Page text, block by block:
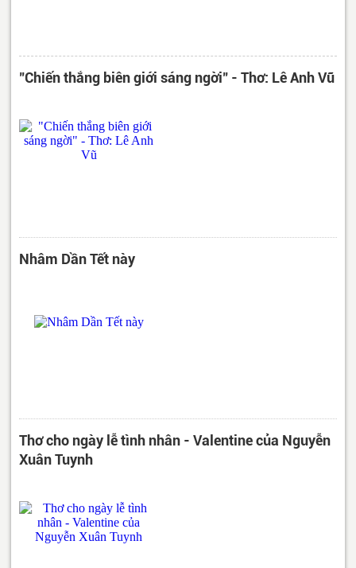
"Chiến thắng biên giới sáng ngời" - Thơ: Lê Anh Vũ
Nhâm Dần Tết này
Thơ cho ngày lễ tình nhân - Valentine của Nguyễn
Xuân Tuynh